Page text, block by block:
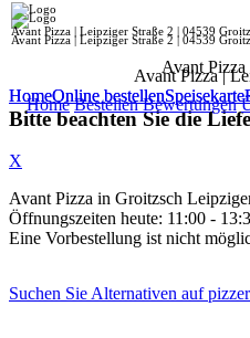
Avant Pizza | Leipziger Straße 2 | 04539
Avant
Home BestellenBewertungen
Avant Pizza | Leipziger Straße 2 | 04539
Avant Pizza |
HomeOnline bestellenSpeisekarte
HomeOnline bestellenSpeisekarte
Bitte beachten Sie die
X
Avant Pizza in Groitzsch
Öffnungszeiten heute: 11:00 -
Eine Vorbestellung ist nicht
Suchen Sie Alternativen auf